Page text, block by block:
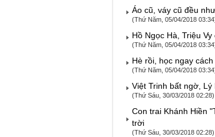
Áo cũ, váy cũ đều
(Thứ Năm, 05/04/2018
Hồ Ngọc Hà, Triệu
(Thứ Năm, 05/04/2018
Hè rồi, học ngay
(Thứ Năm, 05/04/2018
Việt Trinh bất ngờ,
(Thứ Sáu, 30/03/2018 02:28)
Con trai Khánh Hiền
trời
(Thứ Sáu, 30/03/2018 02:28)